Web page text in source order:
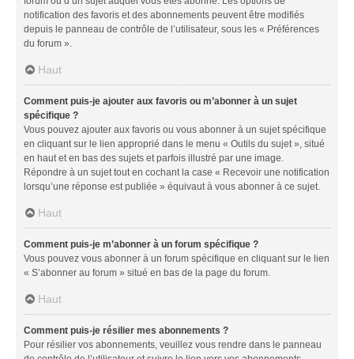
notification des favoris et des abonnements peuvent être modifiés
depuis le panneau de contrôle de l’utilisateur, sous les « Préférences
du forum ».
Haut
Comment puis-je ajouter aux favoris ou m’abonner à un sujet
spécifique ?
Vous pouvez ajouter aux favoris ou vous abonner à un sujet spécifique
en cliquant sur le lien approprié dans le menu « Outils du sujet », situé
en haut et en bas des sujets et parfois illustré par une image.
Répondre à un sujet tout en cochant la case « Recevoir une notification
lorsqu’une réponse est publiée » équivaut à vous abonner à ce sujet.
Haut
Comment puis-je m’abonner à un forum spécifique ?
Vous pouvez vous abonner à un forum spécifique en cliquant sur le lien
« S’abonner au forum » situé en bas de la page du forum.
Haut
Comment puis-je résilier mes abonnements ?
Pour résilier vos abonnements, veuillez vous rendre dans le panneau